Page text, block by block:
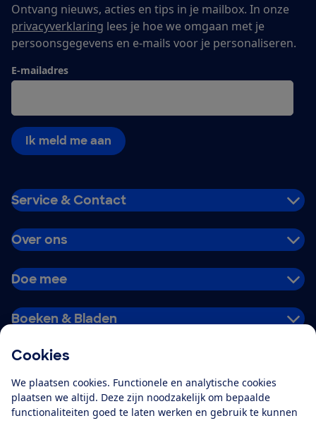
Cookies
We plaatsen cookies. Functionele en analytische cookies
plaatsen we altijd. Deze zijn noodzakelijk om bepaalde
functionaliteiten goed te laten werken en gebruik te kunnen
Ontvang nieuws, acties en tips in je mailbox. In onze
privacyverklaring lees je hoe we omgaan met je
persoonsgegevens en e-mails voor je personaliseren.
E-mailadres
Ik meld me aan
Service & Contact
Over ons
Doe mee
Boeken & Bladen